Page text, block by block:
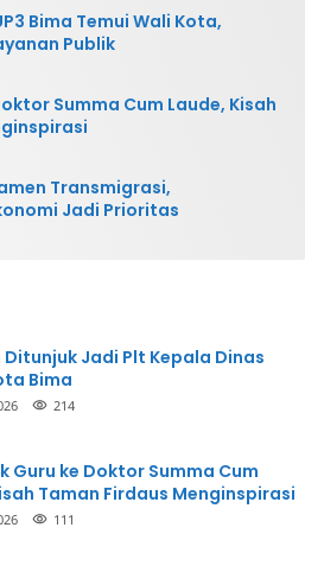
Bima Temui Wali Kota,
Publik
Summa Cum Laude, Kisah
Transmigrasi,
Jadi Prioritas
Ditunjuk Jadi Plt Kepala Dinas
Bima
214
Guru ke Doktor Summa Cum
Taman Firdaus Menginspirasi
111